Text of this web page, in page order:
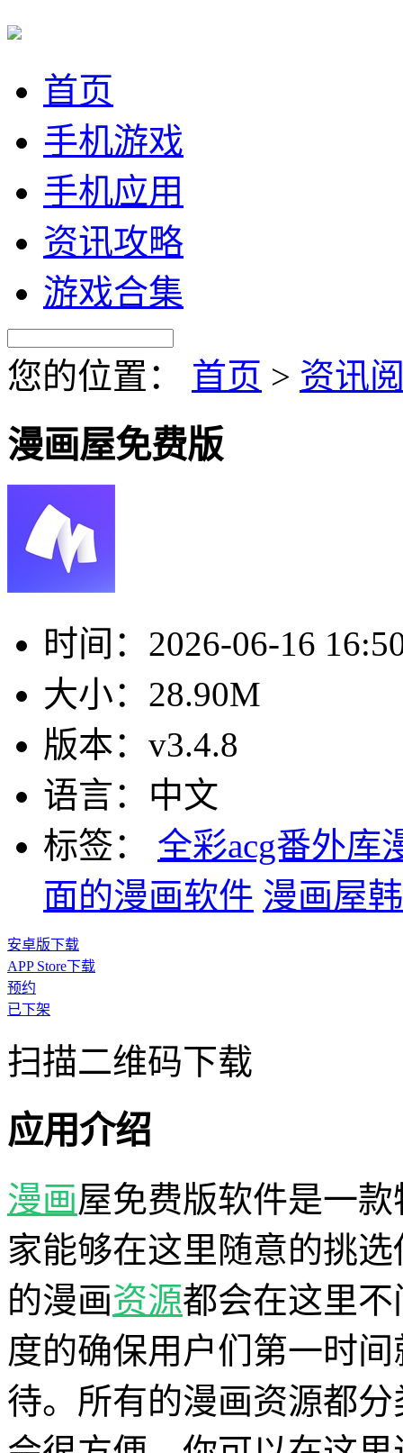
首页
手机游戏
手机应用
资讯攻略
游戏合集
您的位置： 首页 > 资讯
漫画屋免费版
时间： 2026-06-16
大小： 28.90M
版本： v3.4.8
语言： 中文
标签：
全彩acg番外库
面的漫画软件 漫画屋
安卓版下载
APP Store下载
预约
已下架
扫描二维码下载
应用介绍
漫画屋免费版软件是一
家能够在这里随意的挑
的漫画资源都会在这里
度的确保用户们第一时
待。所有的漫画资源都